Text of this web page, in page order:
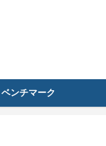
ベンチマーク